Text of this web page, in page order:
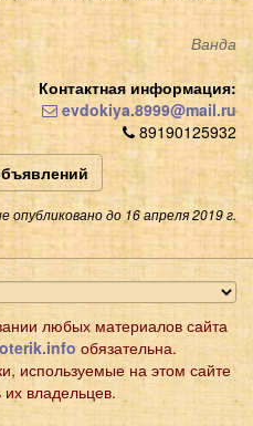
Ванда
Контактная информация:
evdokiya.8999@mail.ru
89190125932
опубликовано до 16 апреля 2019 г.
любых материалов сайта
обязательна.
используемые на этом сайте
их владельцев.